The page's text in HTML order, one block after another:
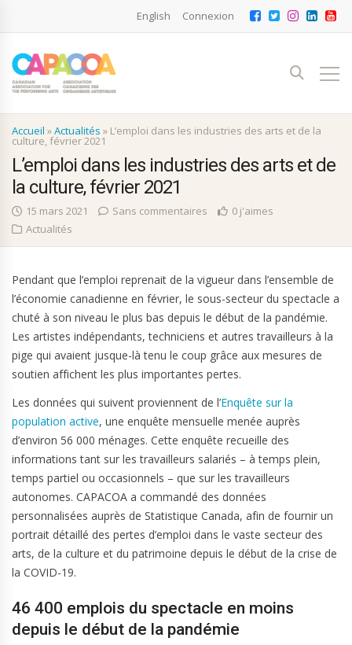
English Connexion
Accueil »Actualités » L’emploi dans les industries des arts et de la
culture, février 2021
L’emploi dans les industries des arts et de
la culture, février 2021
15 mars 2021 Sans commentaires
0 j'aimes
Actualités
Pendant que l’emploi reprenait de la vigueur dans l’ensemble de
l’économie canadienne en février, le sous-secteur du spectacle a
chuté à son niveau le plus bas depuis le début de la pandémie.
Les artistes indépendants, techniciens et autres travailleurs à la
pige qui avaient jusque-là tenu le coup grâce aux mesures de
soutien affichent les plus importantes pertes.
Les données qui suivent proviennent de l’Enquête sur la
population active, une enquête mensuelle menée auprès
d’environ 56 000 ménages. Cette enquête recueille des
informations tant sur les travailleurs salariés – à temps plein,
temps partiel ou occasionnels – que sur les travailleurs
autonomes. CAPACOA a commandé des données
personnalisées auprès de Statistique Canada, afin de fournir un
portrait détaillé des pertes d’emploi dans le vaste secteur des
arts, de la culture et du patrimoine depuis le début de la crise de
la COVID-19.
46 400 emplois du spectacle en moins
depuis le début de la pandémie